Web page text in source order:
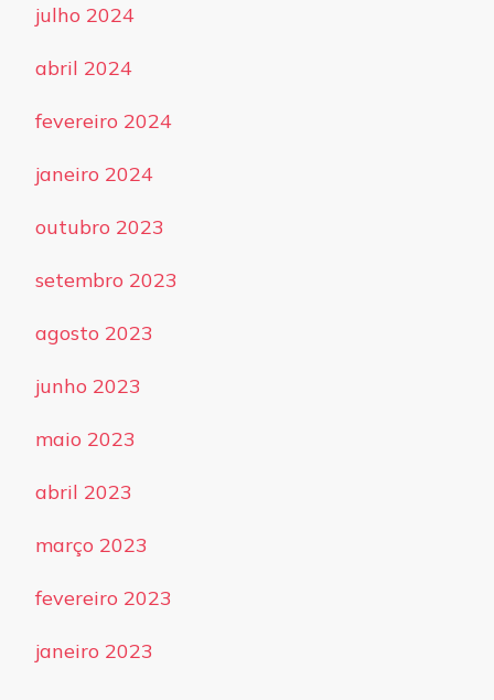
julho 2024
abril 2024
fevereiro 2024
janeiro 2024
outubro 2023
setembro 2023
agosto 2023
junho 2023
maio 2023
abril 2023
março 2023
fevereiro 2023
janeiro 2023